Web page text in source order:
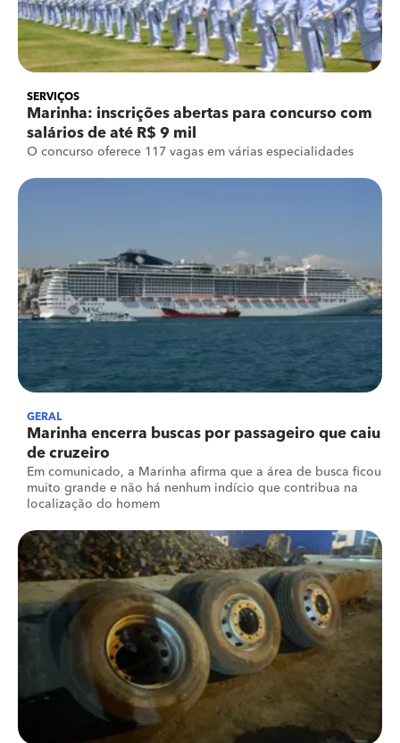
SERVIÇOS
Marinha: inscrições abertas para concurso com
salários de até R$ 9 mil
O concurso oferece 117 vagas em várias especialidades
GERAL
Marinha encerra buscas por passageiro que caiu
de cruzeiro
Em comunicado, a Marinha afirma que a área de busca ficou
muito grande e não há nenhum indício que contribua na
localização do homem